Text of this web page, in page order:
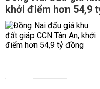
khởi điểm hơn 54,9